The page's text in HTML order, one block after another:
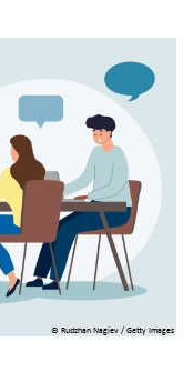
© Rudzhan Nagiev / Getty Images